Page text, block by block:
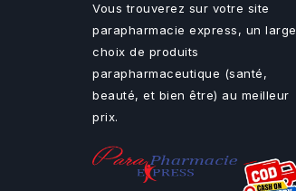
Vous trouverez sur votre site
parapharmacie express, un large
choix de produits
parapharmaceutique (santé,
beauté, et bien être) au meilleur
prix.